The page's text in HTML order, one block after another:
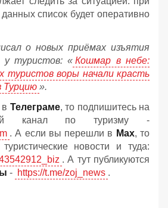
список будет оперативно
о новых приёмах изъятия
у туристов: « Кошмар в небе:
туристов воры начали красть
Турцию ».
Телеграме, то подпишитесь на
канал по туризму -
. А если вы перешли в Мах, то
новости и туда:
. А тут публикуются
- https://t.me/zoj_news .